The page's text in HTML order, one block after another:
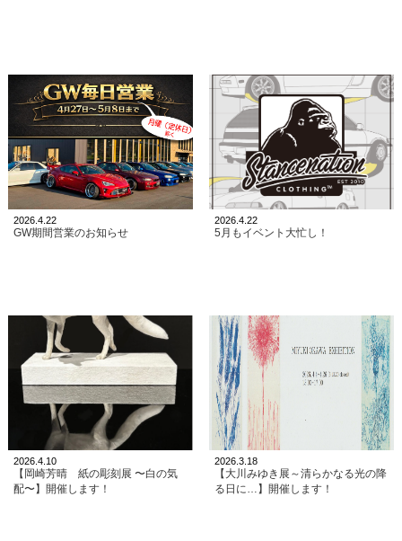
2026.4.22
GW期間営業のお知らせ
2026.4.22
5月もイベント大忙し！
2026.4.10
【岡崎芳晴 紙の彫刻展 〜白の気
配〜】開催します！
2026.3.18
【大川みゆき展～清らかなる光の降
る日に…】開催します！